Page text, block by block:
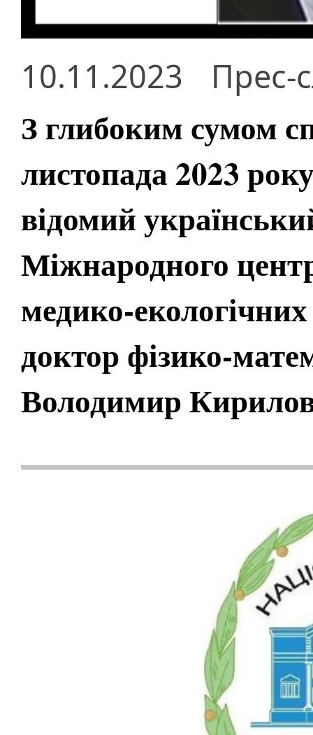
10.11.2023 Прес-
З глибоким сумом
листопада 2023
відомий
Міжнародного
медико-
доктор фізико-
Володимир